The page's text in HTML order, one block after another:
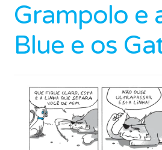
Grampolo e
Blue e os